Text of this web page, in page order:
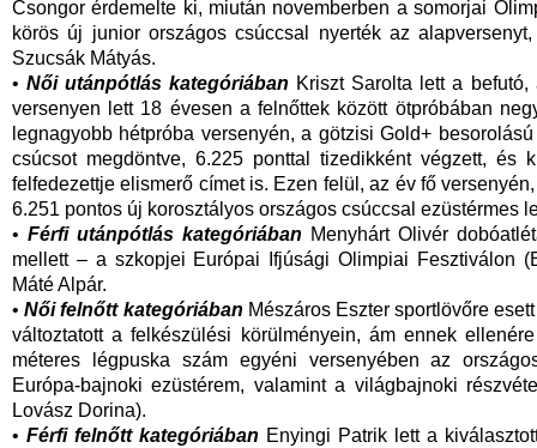
Csongor érdemelte ki, miután novemberben a somorjai
körös új junior országos csúccsal nyerték az
Szucsák Mátyás.
•Női utánpótlás kategóriában Kriszt Sarolta lett a
versenyen lett 18 évesen a felnőttek között ötpróbában
legnagyobb hétpróba versenyén, a götzisi Gold+
csúcsot megdöntve, 6.225 ponttal tizedikként végzett,
felfedezettje elismerő címet is. Ezen felül, az év fő
6.251 pontos új korosztályos országos csúccsal ezüstérmes
• Férfi utánpótlás kategóriában Menyhárt Olivér
mellett – a szkopjei Európai Ifjúsági Olimpiai Fesztiválon
Máté Alpár.
•Női felnőtt kategóriában Mészáros Eszter sportlövőre
változtatott a felkészülési körülményein, ám ennek
méteres légpuska szám egyéni versenyében az
Európa-bajnoki ezüstérem, valamint a világbajnoki
Lovász Dorina).
• Férfi felnőtt kategóriában Enyingi Patrik lett a